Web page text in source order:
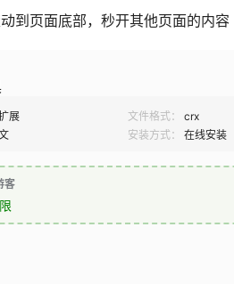
到页面底部，秒开其他页面的内容
展 文件格式：
crx
安装方式： 在线安装
客